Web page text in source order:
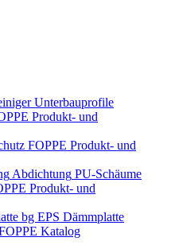
Unterbauprofile
Produkt- und
FOPPE Produkt- und
Abdichtung PU-Schäume
Produkt- und
bg EPS Dämmplatte
Katalog